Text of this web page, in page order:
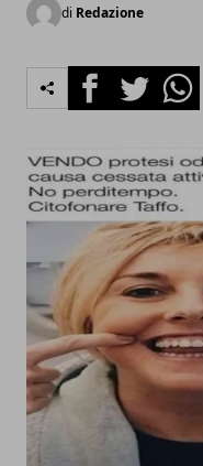
di Redazione
FacebookTwitter